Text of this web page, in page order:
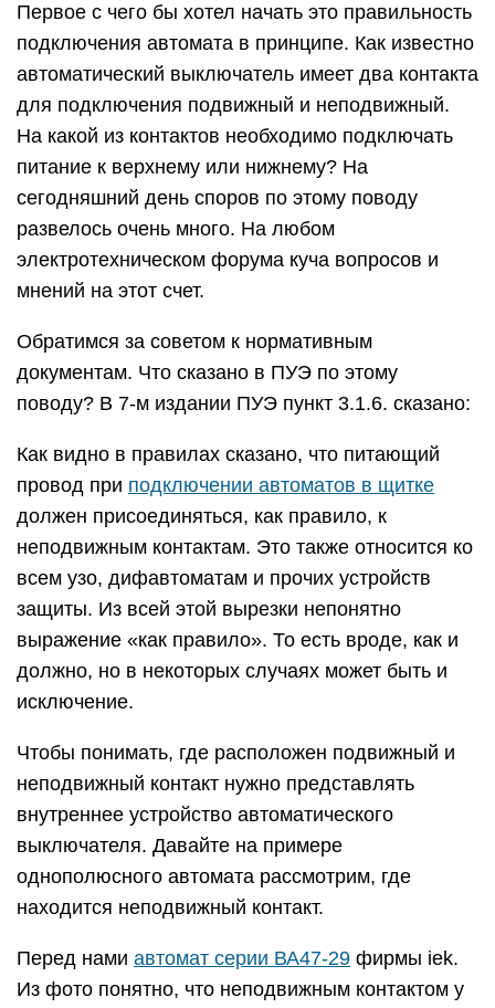
Первое с чего бы хотел начать это правильность
подключения автомата в принципе. Как известно
автоматический выключатель имеет два контакта
для подключения подвижный и неподвижный.
На какой из контактов необходимо подключать
питание к верхнему или нижнему? На
сегодняшний день споров по этому поводу
развелось очень много. На любом
электротехническом форума куча вопросов и
мнений на этот счет.
Обратимся за советом к нормативным
документам. Что сказано в ПУЭ по этому
поводу? В 7-м издании ПУЭ пункт 3.1.6. сказано:
Как видно в правилах сказано, что питающий
провод при подключении автоматов в щитке
должен присоединяться, как правило, к
неподвижным контактам. Это также относится ко
всем узо, дифавтоматам и прочих устройств
защиты. Из всей этой вырезки непонятно
выражение «как правило». То есть вроде, как и
должно, но в некоторых случаях может быть и
исключение.
Чтобы понимать, где расположен подвижный и
неподвижный контакт нужно представлять
внутреннее устройство автоматического
выключателя. Давайте на примере
однополюсного автомата рассмотрим, где
находится неподвижный контакт.
Перед нами автомат серии ВА47-29 фирмы iek.
Из фото понятно, что неподвижным контактом у